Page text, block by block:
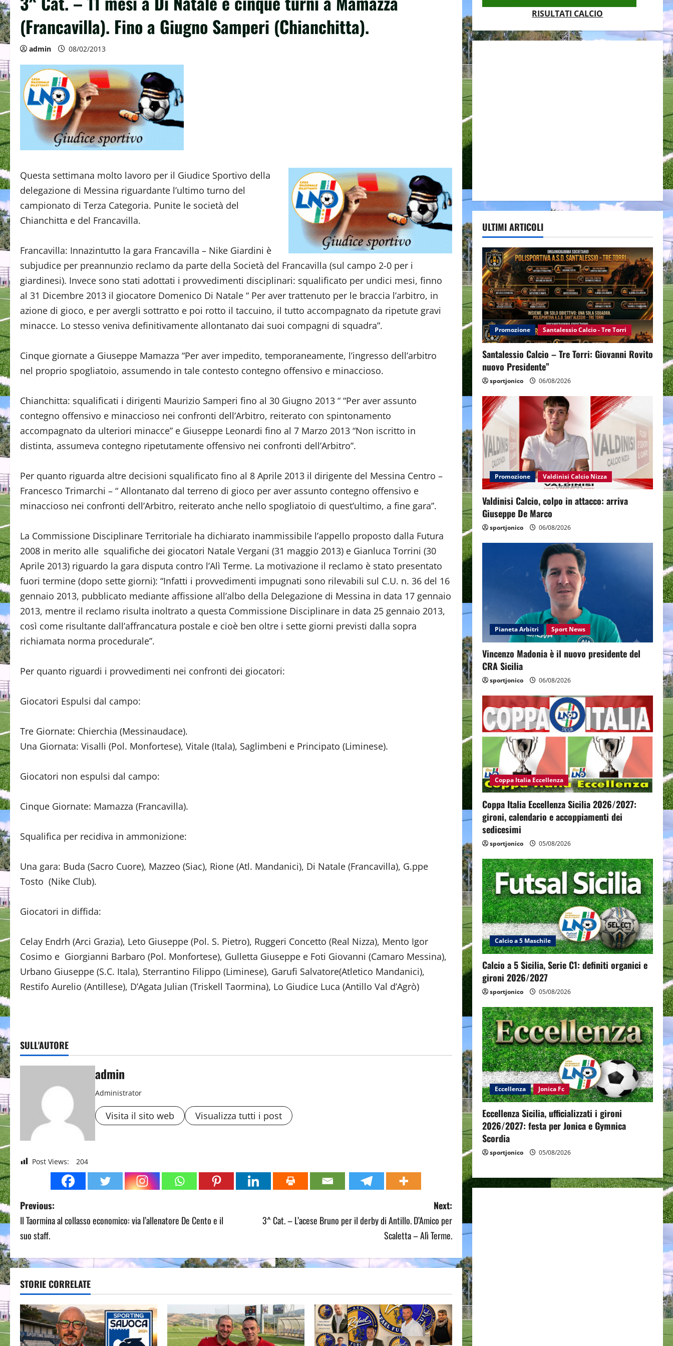
(Francavilla). Fino a Giugno Samperi (Chianchitta).
admin 08/02/2013
Questa settimana molto lavoro per il Giudice Sportivo della
delegazione di Messina riguardante l’ultimo turno del
campionato di Terza Categoria. Punite le società del
Chianchitta e del Francavilla.
Francavilla: Innazintutto la gara Francavilla – Nike Giardini è
subjudice per preannunzio reclamo da parte della Società del Francavilla (sul campo 2-0 per i
giardinesi). Invece sono stati adottati i provvedimenti disciplinari: squalificato per undici mesi, finno
al 31 Dicembre 2013 il giocatore Domenico Di Natale “ Per aver trattenuto per le braccia l’arbitro, in
azione di gioco, e per avergli sottratto e poi rotto il taccuino, il tutto accompagnato da ripetute gravi
minacce. Lo stesso veniva definitivamente allontanato dai suoi compagni di squadra”.
Cinque giornate a Giuseppe Mamazza “Per aver impedito, temporaneamente, l’ingresso dell’arbitro
nel proprio spogliatoio, assumendo in tale contesto contegno offensivo e minaccioso.
Chianchitta: squalificati i dirigenti Maurizio Samperi fino al 30 Giugno 2013 “ “Per aver assunto
contegno offensivo e minaccioso nei confronti dell’Arbitro, reiterato con spintonamento
accompagnato da ulteriori minacce” e Giuseppe Leonardi fino al 7 Marzo 2013 “Non iscritto in
distinta, assumeva contegno ripetutamente offensivo nei confronti dell’Arbitro”.
Per quanto riguarda altre decisioni squalificato fino al 8 Aprile 2013 il dirigente del Messina Centro –
Francesco Trimarchi – “ Allontanato dal terreno di gioco per aver assunto contegno offensivo e
minaccioso nei confronti dell’Arbitro, reiterato anche nello spogliatoio di quest’ultimo, a fine gara”.
La Commissione Disciplinare Territoriale ha dichiarato inammissibile l’appello proposto dalla Futura
2008 in merito alle squalifiche dei giocatori Natale Vergani (31 maggio 2013) e Gianluca Torrini (30
Aprile 2013) riguardo la gara disputa contro l’Alì Terme. La motivazione il reclamo è stato presentato
fuori termine (dopo sette giorni): “Infatti i provvedimenti impugnati sono rilevabili sul C.U. n. 36 del 16
gennaio 2013, pubblicato mediante affissione all’albo della Delegazione di Messina in data 17 gennaio
2013, mentre il reclamo risulta inoltrato a questa Commissione Disciplinare in data 25 gennaio 2013,
così come risultante dall’affrancatura postale e cioè ben oltre i sette giorni previsti dalla sopra
richiamata norma procedurale”.
Per quanto riguardi i provvedimenti nei confronti dei giocatori:
Giocatori Espulsi dal campo:
Tre Giornate: Chierchia (Messinaudace).
Una Giornata: Visalli (Pol. Monfortese), Vitale (Itala), Saglimbeni e Principato (Liminese).
Giocatori non espulsi dal campo:
Cinque Giornate: Mamazza (Francavilla).
Squalifica per recidiva in ammonizione:
Una gara: Buda (Sacro Cuore), Mazzeo (Siac), Rione (Atl. Mandanici), Di Natale (Francavilla), G.ppe
Tosto (Nike Club).
Giocatori in diffida:
Celay Endrh (Arci Grazia), Leto Giuseppe (Pol. S. Pietro), Ruggeri Concetto (Real Nizza), Mento Igor
Cosimo e Giorgianni Barbaro (Pol. Monfortese), Gulletta Giuseppe e Foti Giovanni (Camaro Messina),
Urbano Giuseppe (S.C. Itala), Sterrantino Filippo (Liminese), Garufi Salvatore(Atletico Mandanici),
Restifo Aurelio (Antillese), D’Agata Julian (Triskell Taormina), Lo Giudice Luca (Antillo Val d’Agrò)
SULL'AUTORE
admin
Administrator
Visita il sito web Visualizza tutti i post
Post Views: 204
P
o
t
n
a
v
Previous:
Il Taormina al collasso economico: via l’allenatore De Cento e il
suo staff.
Next:
3^ Cat. – L’acese Bruno per il derby di Antillo. D’Amico per
Scaletta – Alì Terme.
STORIE CORRELATE
RISULTATI CALCIO
ULTIMI ARTICOLI
Promozione Santalessio Calcio - Tre Torri
Santalessio Calcio – Tre Torri: Giovanni Rovito
nuovo Presidente”
sportjonico 06/08/2026
Promozione Valdinisi Calcio Nizza
Valdinisi Calcio, colpo in attacco: arriva
Giuseppe De Marco
sportjonico 06/08/2026
Pianeta Arbitri Sport News
Vincenzo Madonia è il nuovo presidente del
CRA Sicilia
sportjonico 06/08/2026
Coppa Italia Eccellenza
Coppa Italia Eccellenza Sicilia 2026/2027:
gironi, calendario e accoppiamenti dei
sedicesimi
sportjonico 05/08/2026
Calcio a 5 Maschile
Calcio a 5 Sicilia, Serie C1: definiti organici e
gironi 2026/2027
sportjonico 05/08/2026
Eccellenza Jonica Fc
Eccellenza Sicilia, ufficializzati i gironi
2026/2027: festa per Jonica e Gymnica
Scordia
sportjonico 05/08/2026